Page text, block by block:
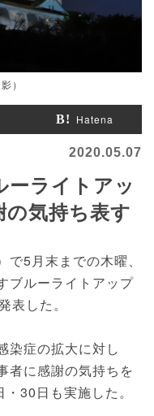
）
Hatena
2020.05.07
ーライトアッ
気持ち表す
5月末までの木曜、
ブルーライトアップ
表した。
染症の拡大に対し
者に感謝の気持ちを
30日も実施した。